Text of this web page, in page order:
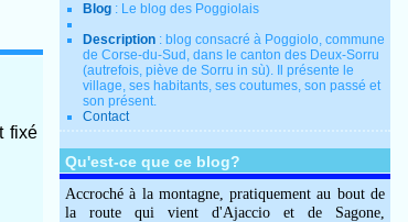
fixé
Blog : Le blog des Poggiolais
Description : blog consacré à Poggiolo, commune
de Corse-du-Sud, dans le canton des Deux-Sorru
(autrefois, piève de Sorru in sù). Il présente le
village, ses habitants, ses coutumes, son passé et
son présent.
Contact
Qu'est-ce que ce blog?
Accroché à la montagne, pratiquement au bout de
la route qui vient d'Ajaccio et de Sagone,